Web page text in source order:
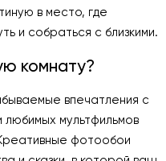
в место, где
и собраться с близкими.
комнату?
впечатления с
мультфильмов
фотообои